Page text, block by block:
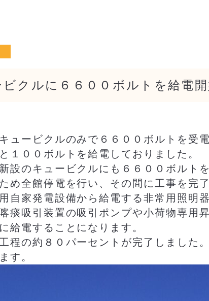
クルに６６００ボルトを給電
ュービクルのみで６６００ボルトを受
１００ボルトを給電しておりました。
設のキュービクルにも６６００ボルト
め全館停電を行い、その間に工事を完
自家発電設備から給電する非常用照明
痰吸引装置の吸引ポンプや小荷物専用
給電することになります。
程の約８０パーセントが完了しました
す。